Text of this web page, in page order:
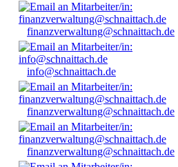
finanzverwaltung@schnaittach.de
info@schnaittach.de
finanzverwaltung@schnaittach.de
finanzverwaltung@schnaittach.de